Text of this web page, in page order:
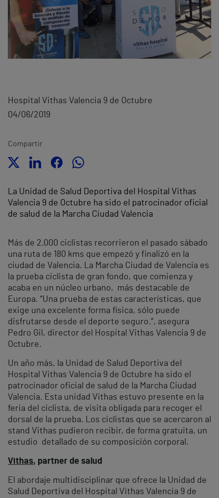
Hospital Vithas Valencia 9 de Octubre
04/06/2019
Compartir
La Unidad de Salud Deportiva del Hospital Vithas
Valencia 9 de Octubre ha sido el patrocinador oficial
de salud de la Marcha Ciudad Valencia
Más de 2.000 ciclistas recorrieron el pasado sábado
una ruta de 180 kms que empezó y finalizó en la
ciudad de Valencia. La Marcha Ciudad de Valencia es
la prueba ciclista de gran fondo, que comienza y
acaba en un núcleo urbano, más destacable de
Europa. “Una prueba de estas características, que
exige una excelente forma física, sólo puede
disfrutarse desde el deporte seguro.”, asegura
Pedro Gil, director del Hospital Vithas Valencia 9 de
Octubre.
Un año más, la Unidad de Salud Deportiva del
Hospital Vithas Valencia 9 de Octubre ha sido el
patrocinador oficial de salud de la Marcha Ciudad
Valencia. Esta unidad Vithas estuvo presente en la
feria del ciclista, de visita obligada para recoger el
dorsal de la prueba. Los ciclistas que se acercaron al
stand Vithas pudieron recibir, de forma gratuita, un
estudio detallado de su composición corporal.
Vithas, partner de salud
El abordaje multidisciplinar que ofrece la Unidad de
Salud Deportiva del Hospital Vithas Valencia 9 de